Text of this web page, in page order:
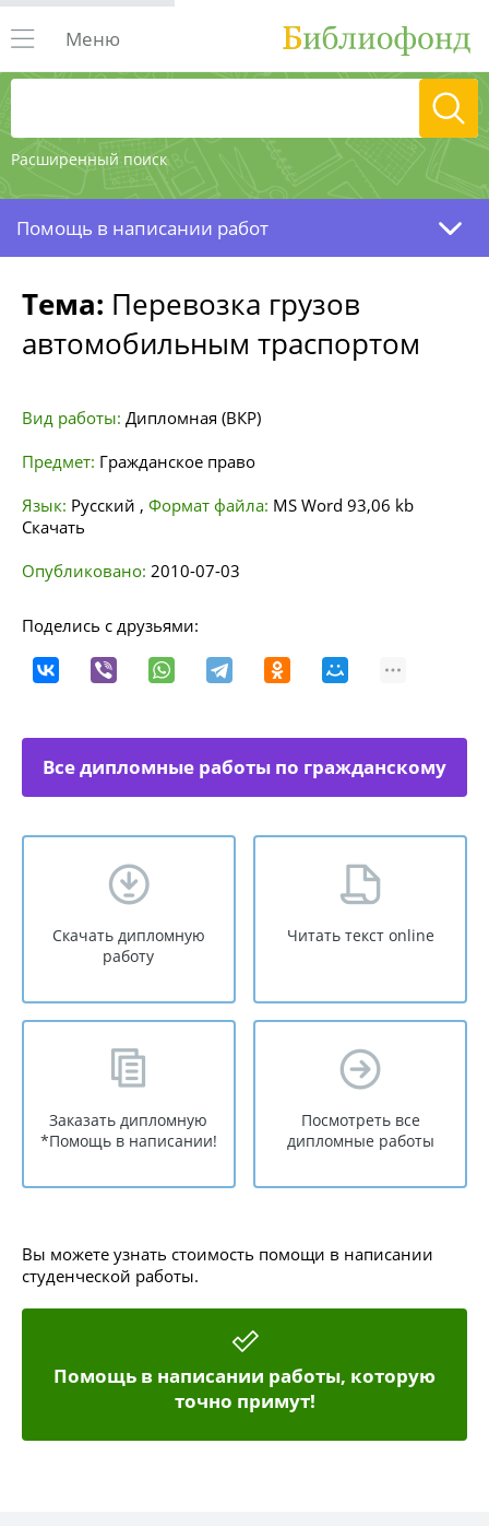
Расширенный поиск
Меню
Помощь в написании работ
Тема: Перевозка грузов
автомобильным траспортом
Вид работы: Дипломная (ВКР)
Предмет: Гражданское право
Язык: Русский , Формат файла: MS Word 93,06 kb
Скачать
Опубликовано: 2010-07-03
Поделись с друзьями:
Все дипломные работы по гражданскому
Скачать дипломную
работу
Читать текст online
Заказать дипломную
*Помощь в написании!
Посмотреть все
дипломные работы
Вы можете узнать стоимость помощи в написании
студенческой работы.
Помощь в написании работы, которую
точно примут!